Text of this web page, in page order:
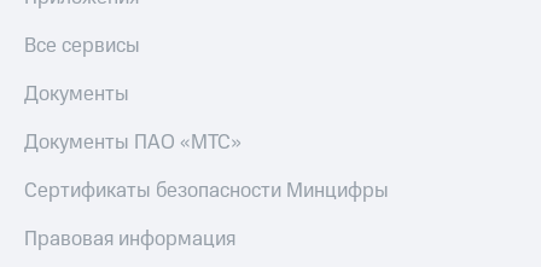
Все сервисы
Документы
Документы ПАО «МТС»
Сертификаты безопасности Минцифры
Правовая информация